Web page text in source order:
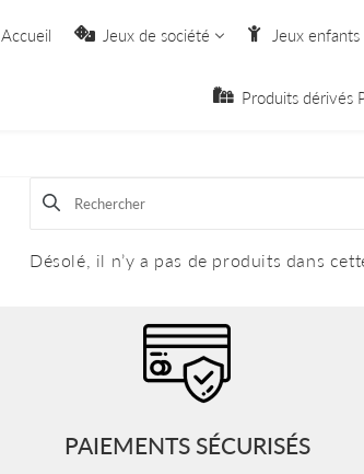
Accueil Jeux de société Jeux enfants
Produits dérivés
Désolé, il n’y a pas de produits dans
PAIEMENTS SÉCURISÉS